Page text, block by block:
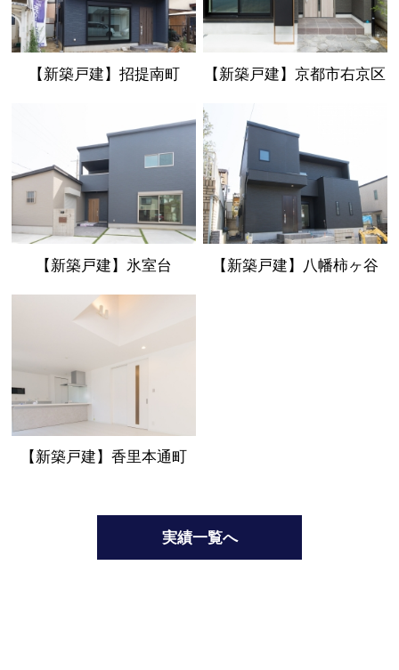
【新築戸建】招提南町 【新築戸建】京都市右京区
【新築戸建】氷室台 【新築戸建】八幡柿ヶ谷
【新築戸建】香里本通町
実績一覧へ